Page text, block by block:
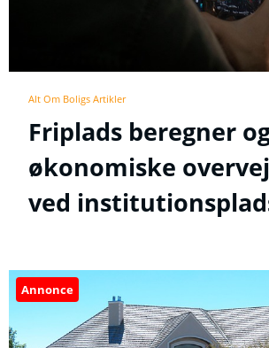
Alt Om Boligs Artikler
Friplads beregner
økonomiske
ved
Annonce